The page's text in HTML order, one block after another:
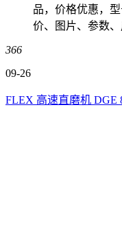
品，价格优惠，
价、图片、参数、
366
09-26
FLEX 高速直磨机 DGE